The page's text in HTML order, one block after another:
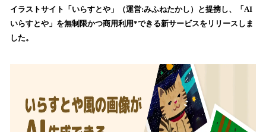
を
読
み
込
イラストサイト「いらすとや」（運営:みふねたかし）と提携し、「AI
いらすとや」を無制限かつ商用利用*できる新サービスをリリースしま
した。